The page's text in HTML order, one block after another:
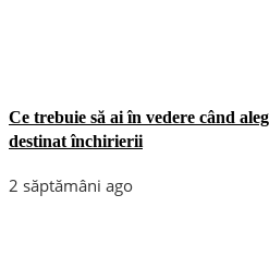
Ce trebuie să ai în vedere când
destinat închirierii
2 săptămâni ago